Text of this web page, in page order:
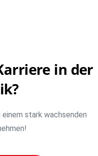
in der
stark wachsenden